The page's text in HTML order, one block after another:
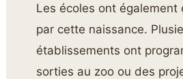
Les écoles ont également
par cette naissance.
établissements ont
sorties au zoo ou des